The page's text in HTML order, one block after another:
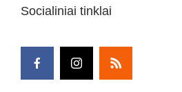
Socialiniai tinklai